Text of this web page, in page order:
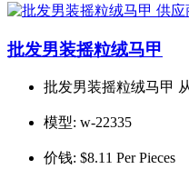
批发男装摇粒绒马甲
批发男装摇粒绒马甲
模型: w-22335
价钱: $8.11 Per Pieces